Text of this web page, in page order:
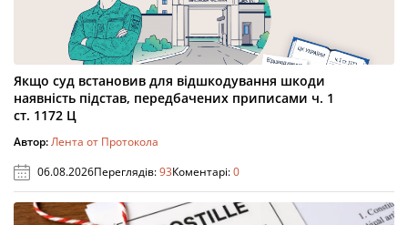
Якщо суд встановив для відшкодування шкоди
наявність підстав, передбачених приписами ч. 1
ст. 1172 Ц
Автор:Лента от Протокола
06.08.2026Переглядів:93Коментарі:0